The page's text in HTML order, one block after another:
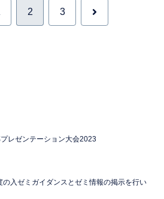
2 3 次
レゼンテーション大会2023
の入ゼミガイダンスとゼミ情報の掲示を行い